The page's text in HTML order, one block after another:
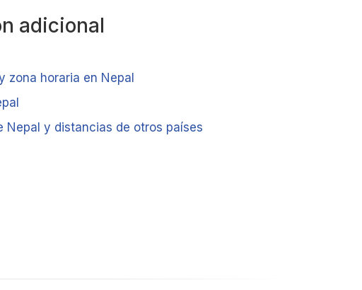
adicional
zona horaria en Nepal
Nepal y distancias de otros países